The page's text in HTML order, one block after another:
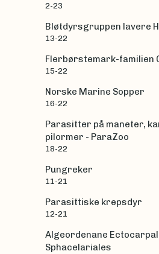
2-23
Bløtdyrsgruppen lavere
13-22
Flerbørstemark-familien
15-22
Norske Marine Sopper
16-22
Parasitter på maneter,
pilormer - ParaZoo
18-22
Pungreker
11-21
Parasittiske krepsdyr
12-21
Algeordenane
Sphacelariales